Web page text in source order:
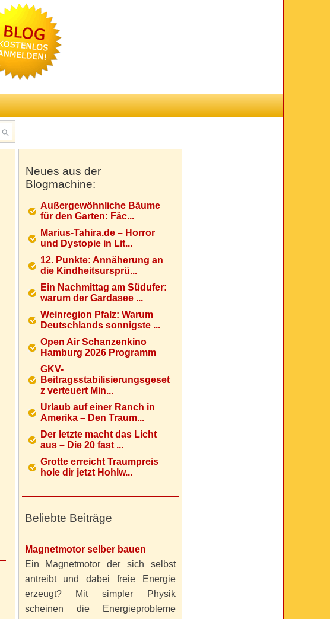
Neues aus der
Blogmachine:
Außergewöhnliche Bäume
für den Garten: Fäc...
Marius-Tahira.de – Horror
und Dystopie in Lit...
12. Punkte: Annäherung an
die Kindheitsursprü...
Ein Nachmittag am Südufer:
warum der Gardasee ...
Weinregion Pfalz: Warum
Deutschlands sonnigste ...
Open Air Schanzenkino
Hamburg 2026 Programm
GKV-
Beitragsstabilisierungsgeset
z verteuert Min...
Urlaub auf einer Ranch in
Amerika – Den Traum...
Der letzte macht das Licht
aus – Die 20 fast ...
Grotte erreicht Traumpreis
hole dir jetzt Hohlw...
Beliebte Beiträge
Magnetmotor selber bauen
Ein Magnetmotor der sich selbst
antreibt und dabei freie Energie
erzeugt? Mit simpler Physik
scheinen die Energieprobleme